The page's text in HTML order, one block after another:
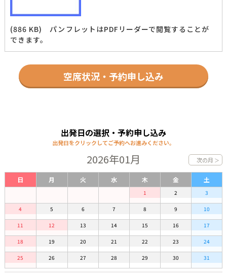
(886 KB) パンフレットはPDFリーダーで閲覧することが
できます。
空席状況・予約申し込み
出発日の選択・予約申し込み
出発日をクリックしてご予約へお進みください。
次の月 ＞
2026年01月
日 月 火 水 木 金 土
1 2 3
4 5 6 7 8 9 10
11 12 13 14 15 16 17
18 19 20 21 22 23 24
25 26 27 28 29 30 31